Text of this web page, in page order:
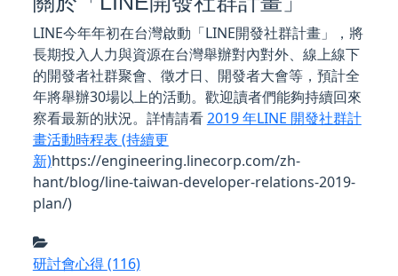
LINE今年年初在台灣啟動「LINE開發社群計畫」，將
長期投入人力與資源在台灣舉辦對內對外、線上線下
的開發者社群聚會、徵才日、開發者大會等，預計全
年將舉辦30場以上的活動。歡迎讀者們能夠持續回來
察看最新的狀況。詳情請看2019 年LINE 開發社群計
畫活動時程表 (持續更
新)https://engineering.linecorp.com/zh-
hant/blog/line-taiwan-developer-relations-2019-
plan/)
研討會心得(116)